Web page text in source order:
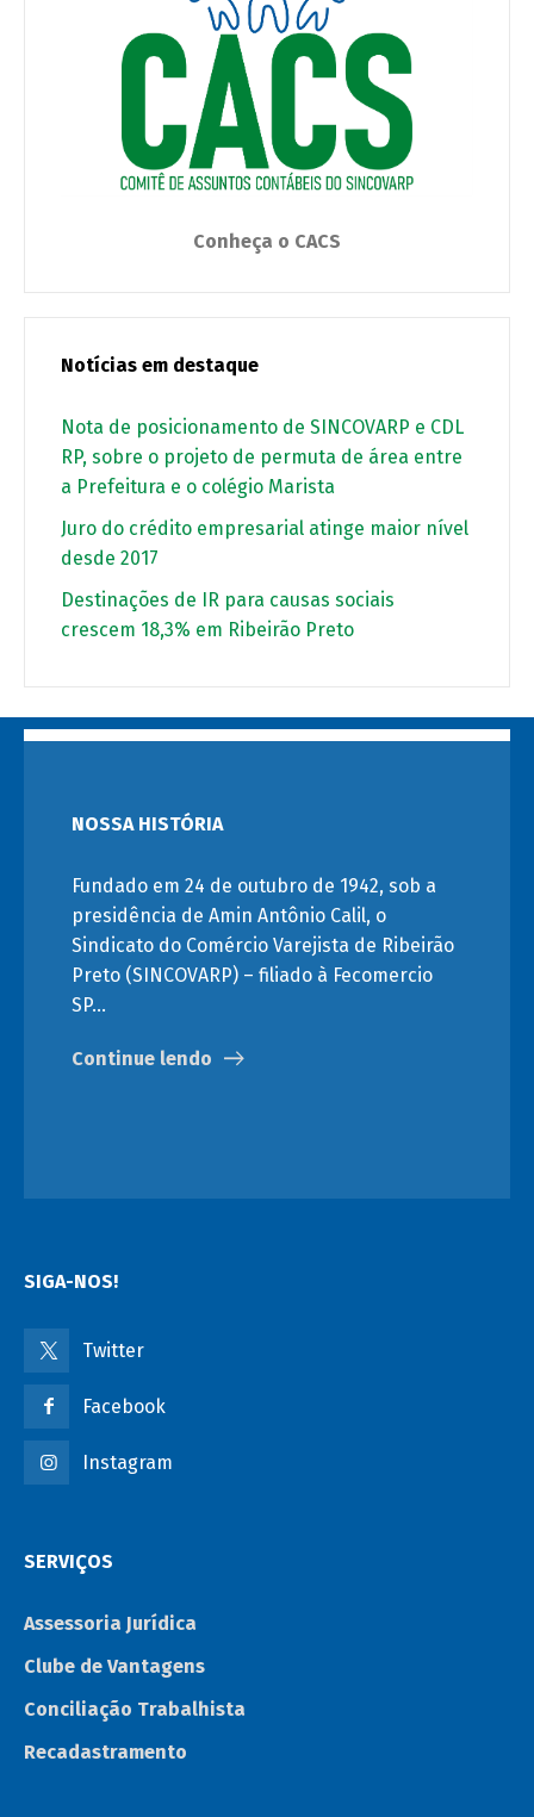
Conheça o CACS
Notícias em destaque
Nota de posicionamento de SINCOVARP e CDL
RP, sobre o projeto de permuta de área entre
a Prefeitura e o colégio Marista
Juro do crédito empresarial atinge maior nível
desde 2017
Destinações de IR para causas sociais
crescem 18,3% em Ribeirão Preto
NOSSA HISTÓRIA
Fundado em 24 de outubro de 1942, sob a
presidência de Amin Antônio Calil, o
Sindicato do Comércio Varejista de Ribeirão
Preto (SINCOVARP) – filiado à Fecomercio
SP…
Continue lendo
SIGA-NOS!
Twitter
Facebook
Instagram
SERVIÇOS
Assessoria Jurídica
Clube de Vantagens
Conciliação Trabalhista
Recadastramento